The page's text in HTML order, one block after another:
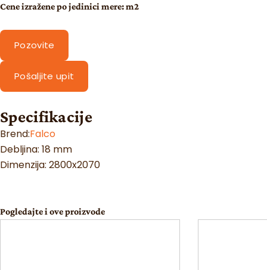
Cene izražene po jedinici mere: m2
Pozovite
Pošaljite upit
Specifikacije
Brend:Falco
Debljina: 18 mm
Dimenzija: 2800x2070
Pogledajte i ove proizvode